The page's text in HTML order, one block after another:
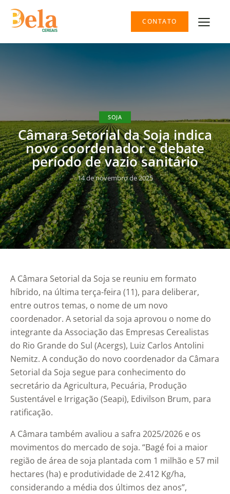
CONTATO
SOJA
Câmara Setorial da Soja indica
novo coordenador e debate
período de vazio sanitário
14 de novembro de 2025
A Câmara Setorial da Soja se reuniu em formato
híbrido, na última terça-feira (11), para deliberar,
entre outros temas, o nome de um novo
coordenador. A setorial da soja aprovou o nome do
integrante da Associação das Empresas Cerealistas
do Rio Grande do Sul (Acergs), Luiz Carlos Antolini
Nemitz. A condução do novo coordenador da Câmara
Setorial da Soja segue para conhecimento do
secretário da Agricultura, Pecuária, Produção
Sustentável e Irrigação (Seapi), Edivilson Brum, para
ratificação.
A Câmara também avaliou a safra 2025/2026 e os
movimentos do mercado de soja. “Bagé foi a maior
região de área de soja plantada com 1 milhão e 57 mil
hectares (ha) e produtividade de 2.412 Kg/ha,
considerando a média dos últimos dez anos”,